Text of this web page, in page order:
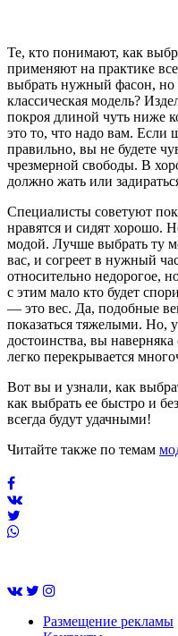
Те, кто понимают, как
применяют на практике
выбрать нужный фасон, но
классическая модель?
покроя длиной чуть ниже
это то, что надо вам. Если
правильно, вы не будете
чрезмерной свободы. В
должно жать или
Специалисты советуют
нравятся и сидят хорошо.
модой. Лучше выбрать ту
вас, и согреет в нужный
относительно недорогое,
с этим мало кто будет
— это вес. Да, подобные
показаться тяжелыми. Но,
достоинства, вы
легко перекрывается
Вот вы и узнали, как
как выбрать ее быстро и
всегда будут удачными!
Читайте также по темам
Размещение рекламы